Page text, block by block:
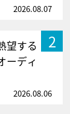
2026.08.07
2
望する
ーディ
2026.08.06